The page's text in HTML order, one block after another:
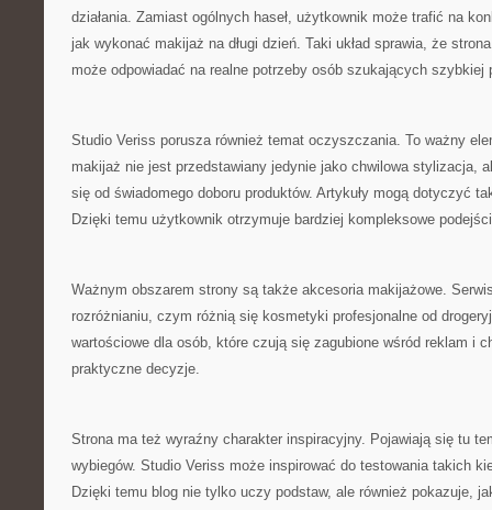
działania. Zamiast ogólnych haseł, użytkownik może trafić na
jak wykonać makijaż na długi dzień. Taki układ sprawia, że
może odpowiadać na realne potrzeby osób szukających szybkiej
Studio Veriss porusza również temat oczyszczania. To ważny
makijaż nie jest przedstawiany jedynie jako chwilowa stylizacja,
się od świadomego doboru produktów. Artykuły mogą dotyczyć
Dzięki temu użytkownik otrzymuje bardziej kompleksowe
Ważnym obszarem strony są także akcesoria makijażowe.
rozróżnianiu, czym różnią się kosmetyki profesjonalne od
wartościowe dla osób, które czują się zagubione wśród reklam i
praktyczne decyzje.
Strona ma też wyraźny charakter inspiracyjny. Pojawiają się tu
wybiegów. Studio Veriss może inspirować do testowania takich
Dzięki temu blog nie tylko uczy podstaw, ale również pokazuje,